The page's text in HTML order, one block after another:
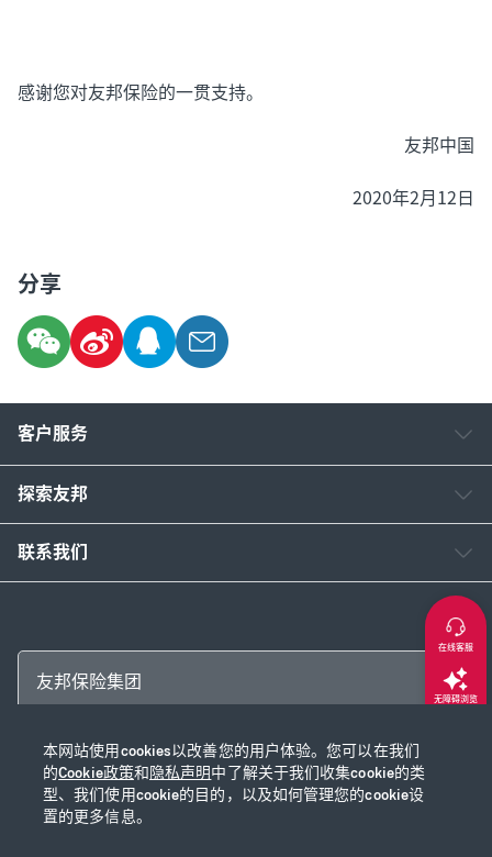
感谢您对友邦保险的一贯支持。
友邦中国
2020年2月12日
分享
本网站使用cookies以改善您的用户体验。您可以在我们
的Cookie政策和隐私声明中了解关于我们收集cookie的类
型、我们使用cookie的目的，以及如何管理您的cookie设
置的更多信息。
客户服务
探索友邦
联系我们
友邦保险集团
Copyright © 2026 友邦保险控股有限公司及其附属公司
网站使用说明|隐私声明|Cookie政策 |沪ICP备2020028590号-1|沪公网安
备31010102003115号
在线客服
无障碍浏览